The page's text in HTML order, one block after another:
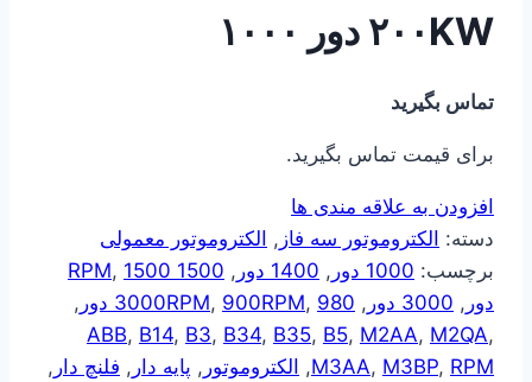
۲۰۰KW دور ۱۰۰۰
تماس بگیرید
برای قیمت تماس بگیرید.
افزودن به علاقه مندی ها
دسته: الکتروموتور سه فاز , الکتروموتور معمولی
برچسب: 1000 دور , 1400 دور ,
1500 RPM
, 1500
دور , 3000 دور ,
3000RPM, 900RPM, 980 دور
,
ABB, B14, B3, B34, B35, B5, M2AA, M2QA,
M3AA, M3BP, RPM
, الکتروموتور , پایه دار , فلنچ دار ,